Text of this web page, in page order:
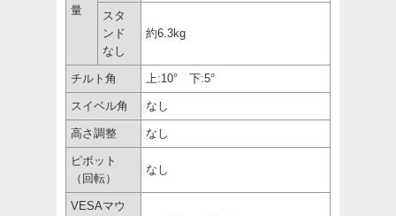
量
スタ
ンド
なし
約6.3kg
チルト角 上:10° 下:5°
スイベル角 なし
高さ調整 なし
ピボット
（回転）
なし
VESAマウ